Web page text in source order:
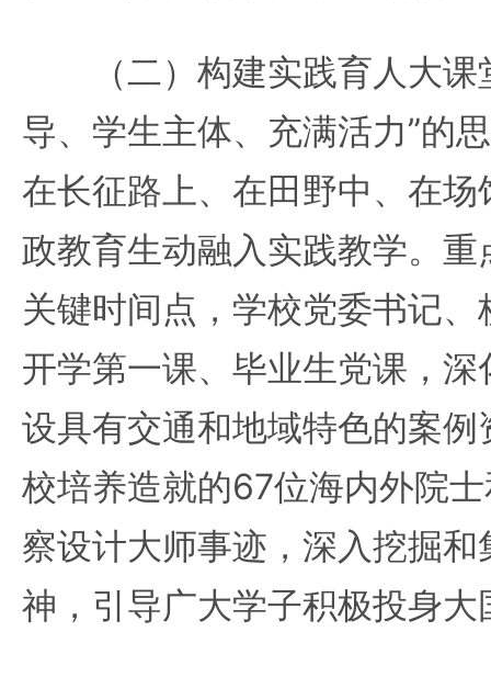
（二）构建实践育人大课
导、学生主体、充满活力”的
在长征路上、在田野中、在
政教育生动融入实践教学。
关键时间点，学校党委书记
开学第一课、毕业生党课，
设具有交通和地域特色的案
校培养造就的67位海内外院
察设计大师事迹，深入挖掘
神，引导广大学子积极投身大